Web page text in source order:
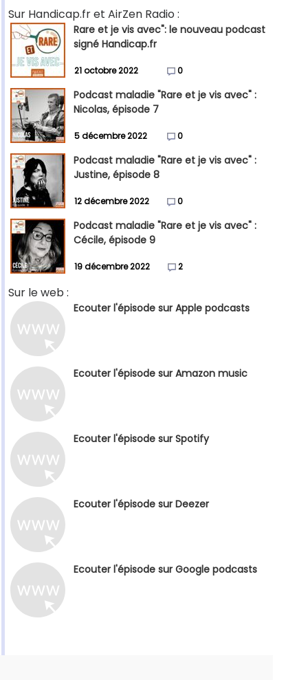
Sur Handicap.fr et AirZen Radio :
Rare et je vis avec": le nouveau podcast
signé Handicap.fr
21 octobre 2022 0
Podcast maladie "Rare et je vis avec" :
Nicolas, épisode 7
5 décembre 2022 0
Podcast maladie "Rare et je vis avec" :
Justine, épisode 8
12 décembre 2022 0
Podcast maladie "Rare et je vis avec" :
Cécile, épisode 9
19 décembre 2022 2
Sur le web :
Ecouter l'épisode sur Apple podcasts
Ecouter l'épisode sur Amazon music
Ecouter l'épisode sur Spotify
Ecouter l'épisode sur Deezer
Ecouter l'épisode sur Google podcasts